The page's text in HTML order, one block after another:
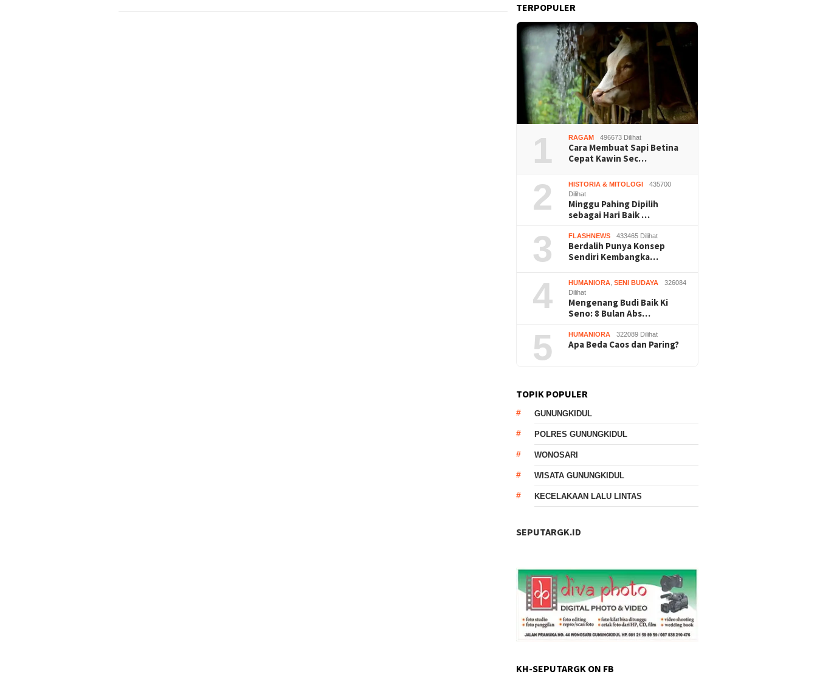
TERPOPULER
1 RAGAM 496673 Dilihat
Cara Membuat Sapi Betina
Cepat Kawin Sec…
2 HISTORIA & MITOLOGI
435700
Dilihat
Minggu Pahing Dipilih
sebagai Hari Baik …
3 FLASHNEWS 433465 Dilihat
Berdalih Punya Konsep
Sendiri Kembangka…
4 HUMANIORA ,SENI BUDAYA
326084
Dilihat
Mengenang Budi Baik Ki
Seno: 8 Bulan Abs…
5 HUMANIORA 322089 Dilihat
Apa Beda Caos dan Paring?
TOPIK POPULER
GUNUNGKIDUL
POLRES GUNUNGKIDUL
WONOSARI
WISATA GUNUNGKIDUL
KECELAKAAN LALU LINTAS
SEPUTARGK.ID
KH-SEPUTARGK ON FB